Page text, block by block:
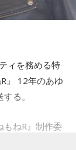
プと低音重視
パフォーマン
啓太
、西村志野
ヒーローイン
する。
辺久信、荒木
上げる。
沼雅之、笘篠
ィを務める特
』 12年のあゆ
る。
もねR』制作委
る朗読オーデ